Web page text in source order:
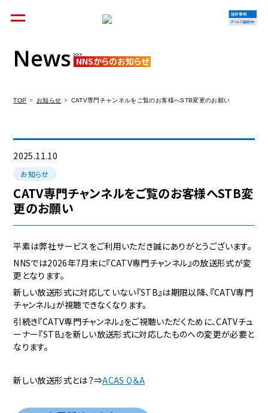
法人のお客様
資料請求
接続情報
IPv4で接続中
News NNSからのお知らせ
TOP お知らせ CATV専門チャンネルをご覧のお客様へSTB変更のお願い
2025.11.10
お知らせ
CATV専門チャンネルをご覧のお客様へSTB変
更のお願い
平素は弊社サービスをご利用いただき誠にありがとうございます。
NNSでは2026年7月末に『CATV専門チャンネル』の放送形式が変
更となります。
新しい放送形式に対応していない『STB』は期限以降、『CATV専門
チャンネル』が視聴できなくなります。
引続き『CATV専門チャンネル』をご視聴いただくために、CATVチュ
ーナー『STB』を新しい放送形式に対応したものへの変更が必要と
なります。
新しい放送形式とは？⇒ACAS Q＆A